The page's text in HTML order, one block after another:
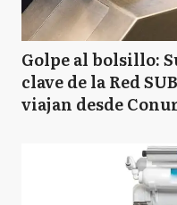
Golpe al bolsillo:
clave de la Red
viajan desde